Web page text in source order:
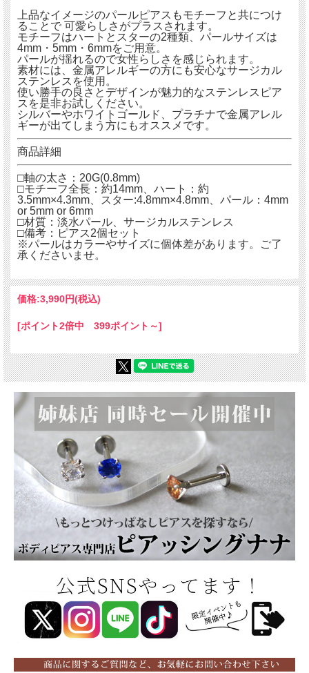
上品なイメージのパールピアスもモチーフと共につけ
ることで 可愛らしさがプラスされます。
モチーフはハートとスターの2種類、パールサイズは
4mm・5mm・6mmをご用意。
パールが揺れるので女性らしさを感じられます。
素材には、金属アレルギーの方にも安心なサージカル
ステンレスを使用。
使い勝手の良さとデザインが魅力的なステンレスピア
スを是非お試しください。
シルバーやホワイトゴールド、プラチナで金属アレル
ギーが出てしまう方にもオススメです。
商品詳細
□軸の太さ：20G(0.8mm)
□モチーフ全長：約14mm、ハート：約
3.5mm×4.3mm、スター:4.8mm×4.8mm、パール：4mm
or 5mm or 6mm
□材質：淡水パール、サージカルステンレス
□備考：ピアス2個セット
※パールはカラーやサイズに個体差があります。ご了
承くださいませ。
価格:3,990円(税込)
[ポイント2倍中 399ポイント～]